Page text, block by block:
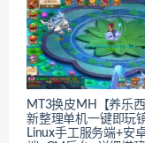
MT3换皮MH【养乐
新整理单机一键即玩
Linux手工服务端+安